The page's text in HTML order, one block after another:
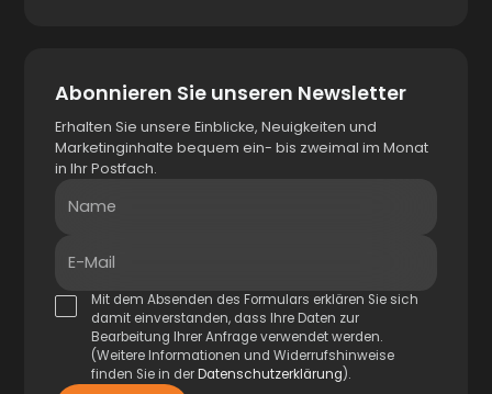
Abonnieren Sie unseren Newsletter
Erhalten Sie unsere Einblicke, Neuigkeiten und
Marketinginhalte bequem ein- bis zweimal im Monat
in Ihr Postfach.
Name
E-Mail
Mit dem Absenden des Formulars erklären Sie sich
damit einverstanden, dass Ihre Daten zur
Bearbeitung Ihrer Anfrage verwendet werden.
(Weitere Informationen und Widerrufshinweise
finden Sie in derDatenschutzerklärung).